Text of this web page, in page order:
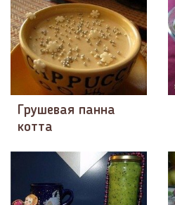
Грушевая панна
котта